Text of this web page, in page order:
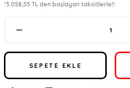
*3.058,55 TL den başlayan taksitlerle!!
SEPETE EKLE